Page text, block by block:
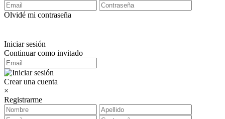
Olvidé mi contraseña
Iniciar sesión
Continuar como invitado
Crear una cuenta
×
Registrarme